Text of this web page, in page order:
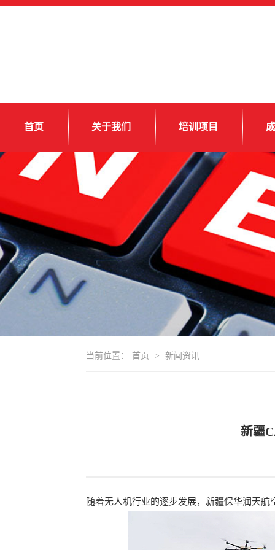
首页 关于我们 培训项目
当前位置： 首页 > 新闻资讯
新疆
随着无人机行业的逐步发展，新疆保华润天